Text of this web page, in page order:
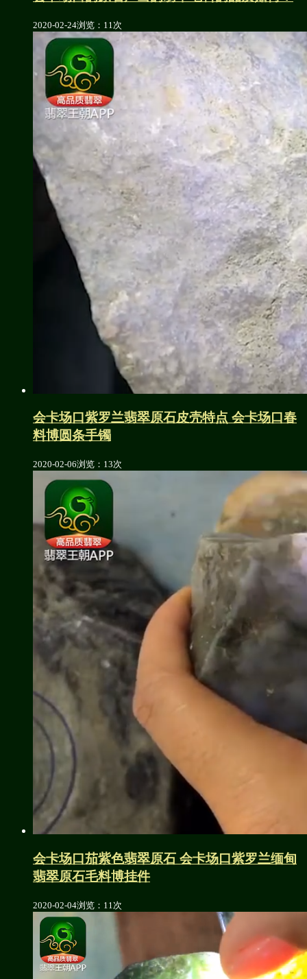
2020-02-24浏览：11次
会卡场口紫罗兰翡翠原石皮壳特点 会卡场口春
料博圆条手镯
2020-02-06浏览：13次
会卡场口茄紫色翡翠原石 会卡场口紫罗兰缅甸
翡翠原石毛料博挂件
2020-02-04浏览：11次